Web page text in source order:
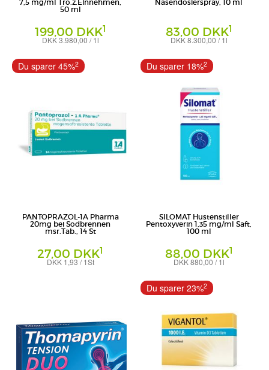
7,5 mg/ml Tro.z.Einnehmen,
50 ml
199,00 DKK1
DKK 3.980,00 / 1l
A. Nattermann & Cie GmbH
Nasendosierspray, 10 ml
83,00 DKK1
DKK 8.300,00 / 1l
Kenvue Germany GmbH (OTC)
PANTOPRAZOL-1A Pharma
20mg bei Sodbrennen
msr.Tab., 14 St
27,00 DKK1
DKK 1,93 / 1St
Du sparer 45%2
SILOMAT Hustenstiller
Pentoxyverin 1,35 mg/ml Saft,
100 ml
88,00 DKK1
DKK 880,00 / 1l
STADA Consumer Health Deutschland
GmbH
Du sparer 18%2
Du sparer 23%2